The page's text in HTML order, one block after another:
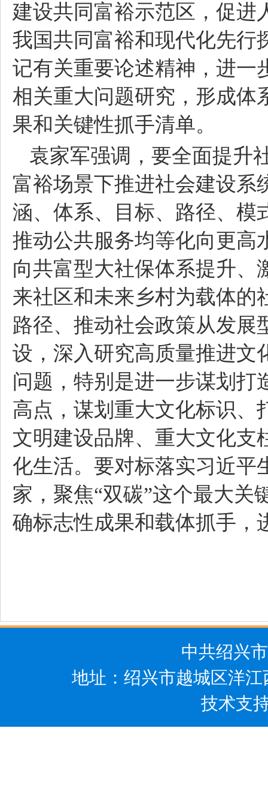
建设共同富裕示范区，促进
我国共同富裕和现代化先行
记有关重要论述精神，进一
相关重大问题研究，形成体
果和关键性抓手清单。
袁家军强调，要全面提升
富裕场景下推进社会建设系
涵、体系、目标、路径、模
推动公共服务均等化向更高
向共富型大社保体系提升、
来社区和未来乡村为载体的
路径、推动社会政策从发展
设，深入研究高质量推进文
问题，特别是进一步谋划打
高点，谋划重大文化标识、
文明建设品牌、重大文化支
化生活。要对标落实习近平
家，聚焦“双碳”这个最大关
确标志性成果和载体抓手，
中共绍兴
地址：绍兴市越城区洋
技术支